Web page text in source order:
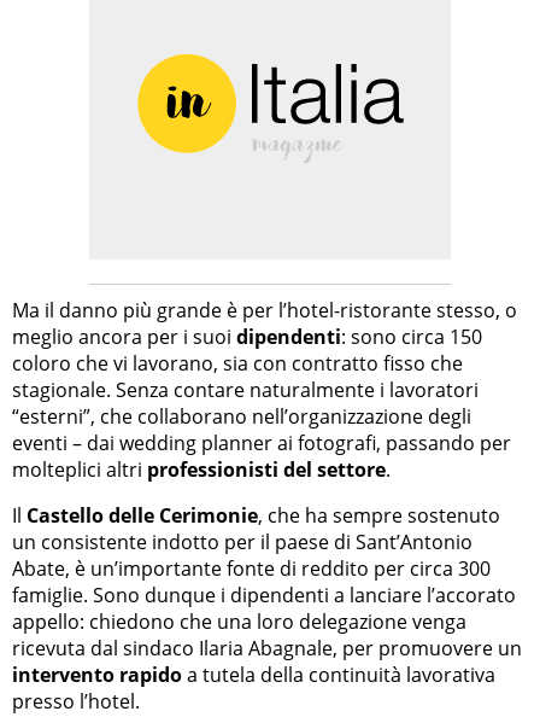
Ma il danno più grande è per l’hotel-ristorante stesso, o
meglio ancora per i suoi dipendenti: sono circa 150
coloro che vi lavorano, sia con contratto fisso che
stagionale. Senza contare naturalmente i lavoratori
“esterni”, che collaborano nell’organizzazione degli
eventi – dai wedding planner ai fotografi, passando per
molteplici altri professionisti del settore.
Il Castello delle Cerimonie, che ha sempre sostenuto
un consistente indotto per il paese di Sant’Antonio
Abate, è un’importante fonte di reddito per circa 300
famiglie. Sono dunque i dipendenti a lanciare l’accorato
appello: chiedono che una loro delegazione venga
ricevuta dal sindaco Ilaria Abagnale, per promuovere un
intervento rapidoa tutela della continuità lavorativa
presso l’hotel.